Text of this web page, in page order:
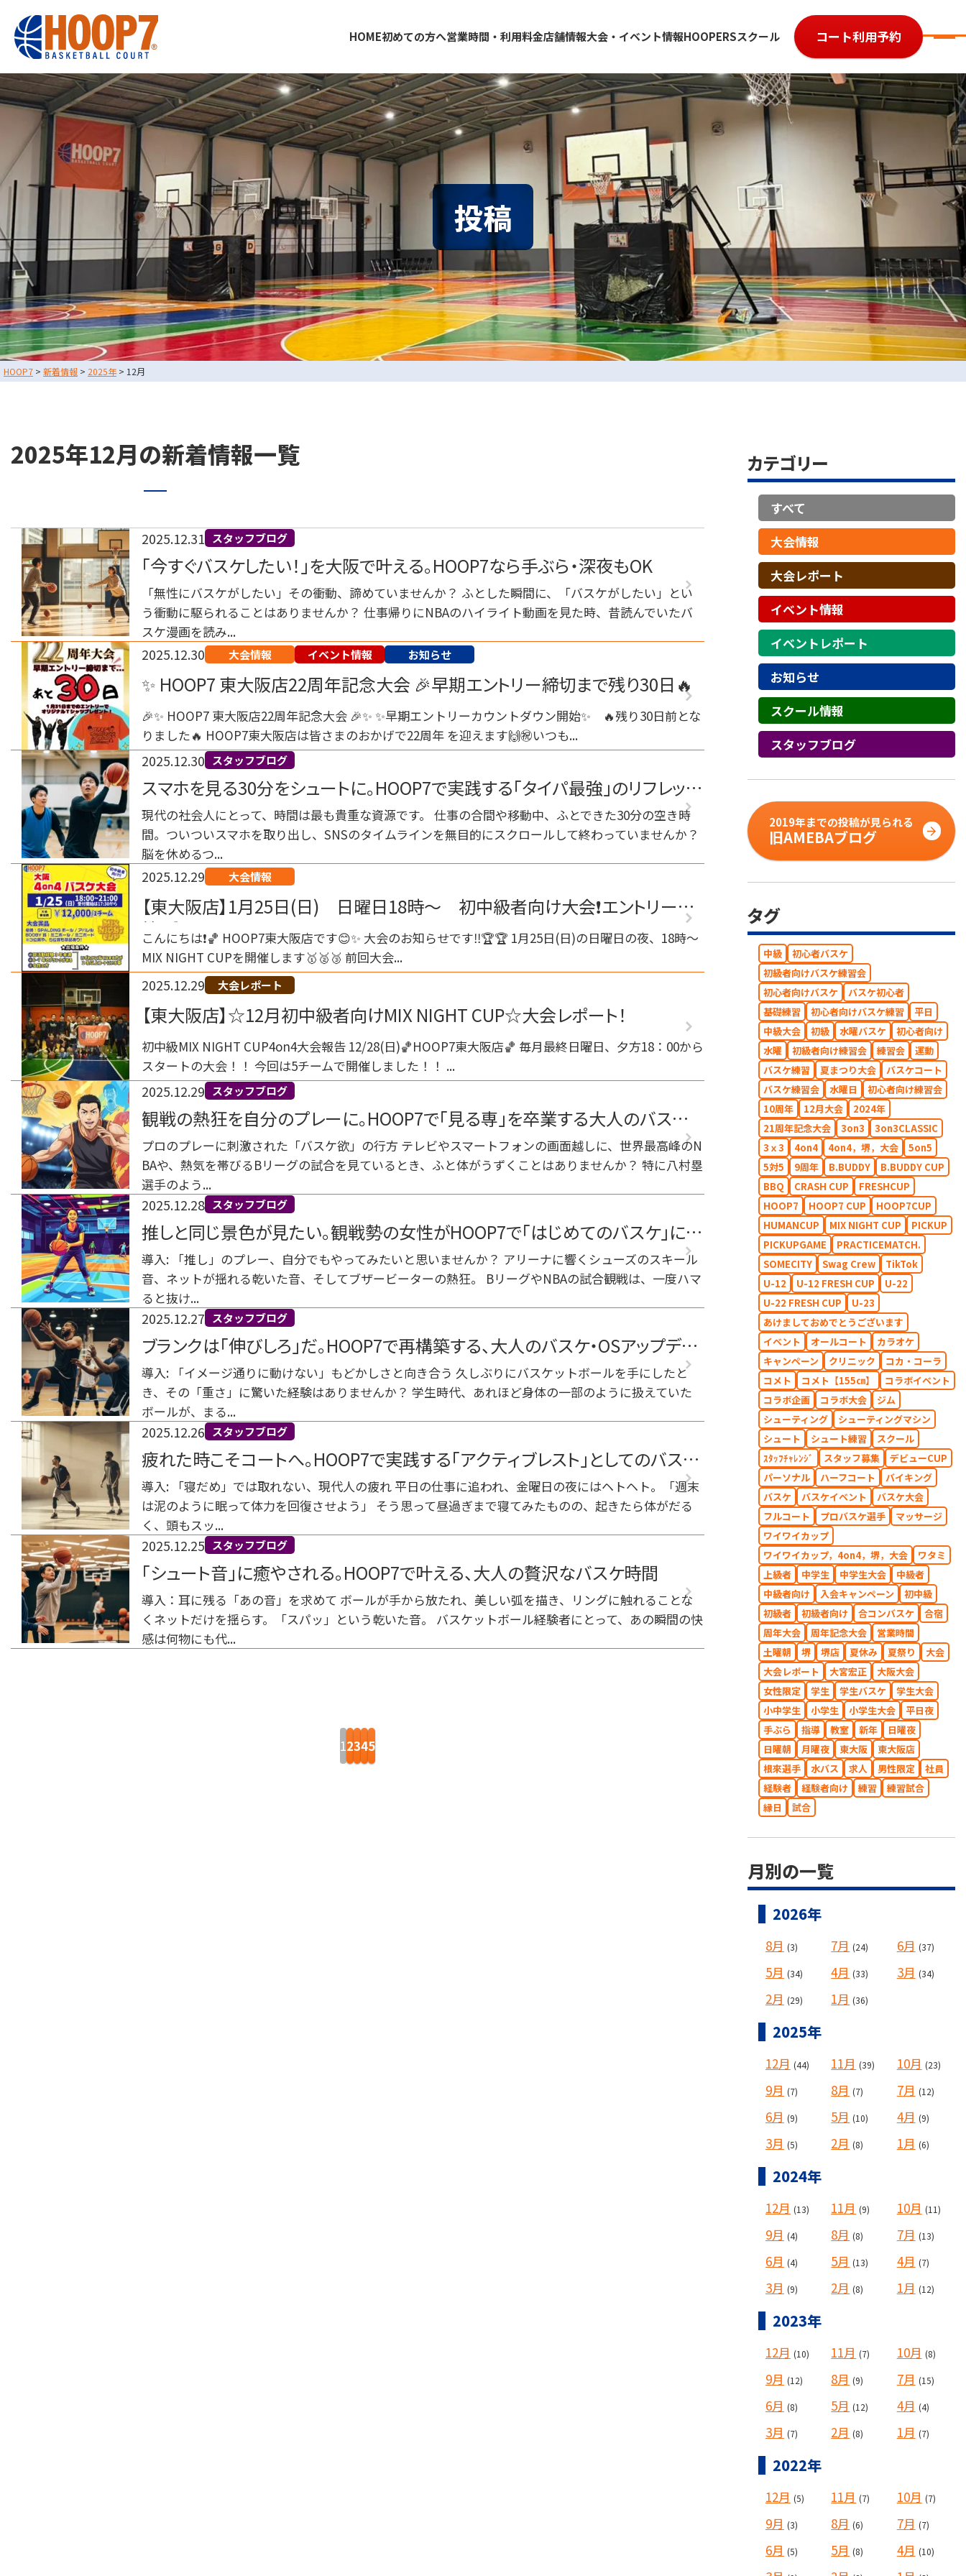
大阪・東大阪・堺のバスケコートレンタル｜HOOP7 HOME初めての方へ営業時間・利用料金店舗情報
堺店
大会・イベント情報
ルール・レベル
よくある質問
大会規約
大会予約履歴
HOOPERSスクール コート利用予約
大阪・東大阪・堺のバスケコートレンタル｜HOOP7
HOME
初めての方へ
東大阪店
堺店
大会・イベント情報
HOOPERSスクール
バスケ×BBQ
お知らせ
スタッフブログ
お問い合わせ
運営会社情報
東大阪店 TEL.0729-65-6060
堺店 TEL.072-249-8382
投稿
HOOP7 > 新着情報 > 2025年> 12月
2025年12月の新着情報一覧
2025.12.31 スタッフブログ
「今すぐバスケしたい！」を大阪で叶える。HOOP7なら手ぶら・深夜もOK
「無性にバスケがしたい」その衝動、諦めていませんか？ ふとした瞬間に、「バスケがしたい」とい
う衝動に駆られることはありませんか？ 仕事帰りにNBAのハイライト動画を見た時、昔読んでいたバ
スケ漫画を読み...
2025.12.30 大会情報 イベント情報 お知らせ
✨ HOOP7 東大阪店22周年記念大会 🎉早期エントリー締切まで残り30日🔥
🎉✨ HOOP7 東大阪店22周年記念大会 🎉✨ ✨早期エントリーカウントダウン開始✨ 🔥残り30日前とな
りました🔥 HOOP7東大阪店は皆さまのおかげで22周年 を迎えます🙌㊗️いつも...
2025.12.30 スタッフブログ
スマホを見る30分をシュートに。HOOP7で実践する「タイパ最強」のリフレッ
シュ術
現代の社会人にとって、時間は最も貴重な資源です。 仕事の合間や移動中、ふとできた30分の空き時
間。ついついスマホを取り出し、SNSのタイムラインを無目的にスクロールして終わっていませんか？
脳を休めるつ...
2025.12.29 大会情報
【東大阪店】1月25日(日) 日曜日18時～ 初中級者向け大会❗️エントリー開
始❗️🏀
こんにちは❗️🏀 HOOP7東大阪店です😊✨ 大会のお知らせです‼️🏆🏆 1月25日(日)の日曜日の夜、18時～
MIX NIGHT CUPを開催します🥇🥈🥉 前回大会...
2025.12.29 大会レポート
【東大阪店】☆12月初中級者向けMIX NIGHT CUP☆大会レポート！
初中級MIX NIGHT CUP4on4大会報告 12/28(日)🏀HOOP7東大阪店🏀 毎月最終日曜日、夕方18：00から
スタートの大会！！ 今回は5チームで開催しました！！ ...
2025.12.29 スタッフブログ
観戦の熱狂を自分のプレーに。HOOP7で「見る専」を卒業する大人のバスケ
復帰論
プロのプレーに刺激された「バスケ欲」の行方 テレビやスマートフォンの画面越しに、世界最高峰のN
BAや、熱気を帯びるBリーグの試合を見ているとき、ふと体がうずくことはありませんか？ 特に八村塁
選手のよう...
2025.12.28 スタッフブログ
推しと同じ景色が見たい。観戦勢の女性がHOOP7で「はじめてのバスケ」にハ
マる理由
導入: 「推し」のプレー、自分でもやってみたいと思いませんか？ アリーナに響くシューズのスキール
音、ネットが揺れる乾いた音、そしてブザービーターの熱狂。 BリーグやNBAの試合観戦は、一度ハマ
ると抜け...
2025.12.27 スタッフブログ
ブランクは「伸びしろ」だ。HOOP7で再構築する、大人のバスケ・OSアップデー
ト
導入: 「イメージ通りに動けない」もどかしさと向き合う 久しぶりにバスケットボールを手にしたと
き、その「重さ」に驚いた経験はありませんか？ 学生時代、あれほど身体の一部のように扱えていた
ボールが、まる...
2025.12.26 スタッフブログ
疲れた時こそコートへ。HOOP7で実践する「アクティブレスト」としてのバスケ
習慣
導入: 「寝だめ」では取れない、現代人の疲れ 平日の仕事に追われ、金曜日の夜にはヘトヘト。「週末
は泥のように眠って体力を回復させよう」 そう思って昼過ぎまで寝てみたものの、起きたら体がだる
く、頭もスッ...
2025.12.25 スタッフブログ
「シュート音」に癒やされる。HOOP7で叶える、大人の贅沢なバスケ時間
導入：耳に残る「あの音」を求めて ボールが手から放たれ、美しい弧を描き、リングに触れることな
くネットだけを揺らす。「スパッ」という乾いた音。 バスケットボール経験者にとって、あの瞬間の快
感は何物にも代...
12345
カテゴリー
すべて
大会情報
大会レポート
イベント情報
イベントレポート
お知らせ
スクール情報
スタッフブログ
2019年までの投稿が見られる
旧AMEBAブログ
タグ
中級
初心者バスケ
初級者向けバスケ練習会
初心者向けバスケ
バスケ初心者
基礎練習
初心者向けバスケ練習
平日
中級大会
初級 水曜バスケ
初心者向け
水曜
初級者向け練習会 練習会
運動
バスケ練習
夏まつり大会
バスケコート
バスケ練習会
水曜日
初心者向け練習会
10周年
12月大会
2024年
21周年記念大会
3on3
3on3CLASSIC
3ｘ3
4on4 4on4，堺，大会
5on5
5対5
9周年 B.BUDDY
B.BUDDY CUP
BBQ
CRASH CUP
FRESHCUP
HOOP7
HOOP7 CUP
HOOP7CUP
HUMANCUP
MIX NIGHT CUP
PICKUP
PICKUPGAME
PRACTICEMATCH.
SOMECITY
Swag Crew
TikTok
U-12
U-12 FRESH CUP
U-22
U-22 FRESH CUP
U-23
あけましておめでとうございます
イベント
オールコート
カラオケ
キャンペーン
クリニック
コカ・コーラ
コメト
コメト【155㎝】
コラボイベント
コラボ企画
コラボ大会
ジム
シューティング
シューティングマシン
シュート
シュート練習
スクール
ｽﾀｯﾌﾁｬﾚﾝｼﾞ
スタッフ募集
デビューCUP
パーソナル
ハーフコート
バイキング
バスケ
バスケイベント
バスケ大会
フルコート
プロバスケ選手
マッサージ
ワイワイカップ
ワイワイカップ，4on4，堺，大会
ワタミ
上級者
中学生 中学生大会
中級者
中級者向け
入会キャンペーン
初中級
初級者
初級者向け 合コンバスケ
合宿
周年大会
周年記念大会
営業時間
土曜朝
堺 堺店 夏休み 夏祭り
大会
大会レポート
大宮宏正
大阪大会
女性限定
学生 学生バスケ
学生大会
小中学生
小学生 小学生大会
平日夜
手ぶら
指導 教室 新年
日曜夜
日曜朝
月曜夜 東大阪
東大阪店
根來選手
水バス 求人 男性限定
社員
経験者
経験者向け 練習
練習試合
縁日
試合
月別の一覧
2026年
8月 (3) 7月 (24) 6月 (37)
5月 (34) 4月 (33) 3月 (34)
2月 (29) 1月 (36)
2025年
12月 (44) 11月 (39) 10月 (23)
9月 (7) 8月 (7) 7月 (12)
6月 (9) 5月 (10) 4月 (9)
3月 (5) 2月 (8) 1月 (6)
2024年
12月 (13) 11月 (9) 10月 (11)
9月 (4) 8月 (8) 7月 (13)
6月 (4) 5月 (13) 4月 (7)
3月 (9) 2月 (8) 1月 (12)
2023年
12月 (10) 11月 (7) 10月 (8)
9月 (12) 8月 (9) 7月 (15)
6月 (8) 5月 (12) 4月 (4)
3月 (7) 2月 (8) 1月 (7)
2022年
12月 (5) 11月 (7) 10月 (7)
9月 (3) 8月 (6) 7月 (7)
6月 (5) 5月 (8) 4月 (10)